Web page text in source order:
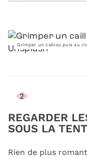
Grimper un caillou puis au
2
REGARDER
SOUS LA
Rien de plus